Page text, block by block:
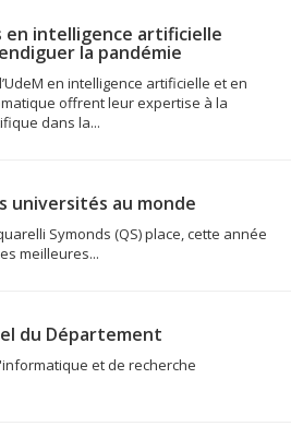
en intelligence artificielle
la pandémie
en intelligence artificielle et en
offrent leur expertise à la
dans la...
universités au monde
Symonds (QS) place, cette année
meilleures...
du Département
et de recherche